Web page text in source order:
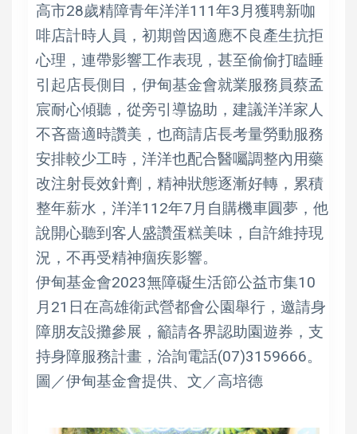
高市28歲精障青年洋洋111年3月獲聘新咖
啡店計時人員，初期曾因適應不良產生抗拒
心理，連帶影響工作表現，甚至偷偷打瞌睡
引起店長側目，伊甸基金會就業服務員蔡孟
宸耐心傾聽，從旁引導協助，建議洋洋家人
不吝嗇適時讚美，也商請店長考量勞動服務
安排較少工時，洋洋也配合醫囑調整內用藥
改注射長效針劑，精神狀態逐漸好轉，累積
整年薪水，洋洋112年7月自購機車圓夢，他
說開心聽到客人盛讚蛋糕美味，自許維持現
況，不再受精神痼疾影響。
伊甸基金會2023無障礙生活節公益市集10
月21日在高雄衛武營都會公園舉行，邀請身
障朋友設攤參展，籲請各界認助園遊券，支
持身障服務計畫，洽詢電話(07)3159666。
圖／伊甸基金會提供、文／高培德